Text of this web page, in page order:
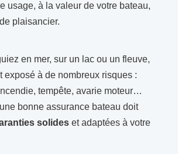
usage, à la valeur de votre bateau,
plaisancier.
en mer, sur un lac ou un fleuve,
exposé à de nombreux risques :
tempête, avarie moteur…
bonne assurance bateau doit
solides et adaptées à votre